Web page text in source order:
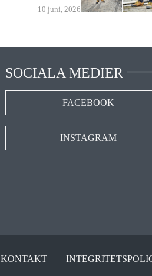
10 juni, 2026
SOCIALA MEDIER
FACEBOOK
INSTAGRAM
KONTAKT